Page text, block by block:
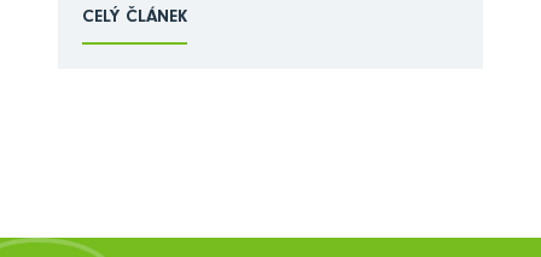
CELÝ ČLÁNEK